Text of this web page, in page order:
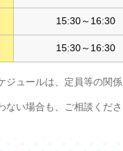
15:30～16:30
15:30～16:30
ュールは、定員等の関係
い場合も、ご相談くださ